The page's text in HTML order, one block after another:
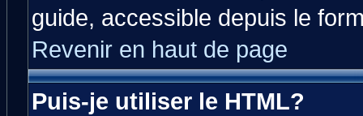
guide, accessible depuis le
Revenir en haut de page
Puis-je utiliser le HTML?